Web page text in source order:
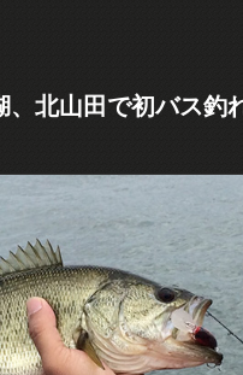
、北山田で初バス釣